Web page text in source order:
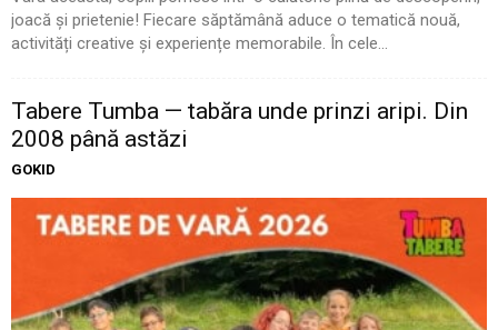
joacă și prietenie! Fiecare săptămână aduce o tematică nouă,
activități creative și experiențe memorabile. În cele...
Tabere Tumba — tabăra unde prinzi aripi. Din
2008 până astăzi
GOKID